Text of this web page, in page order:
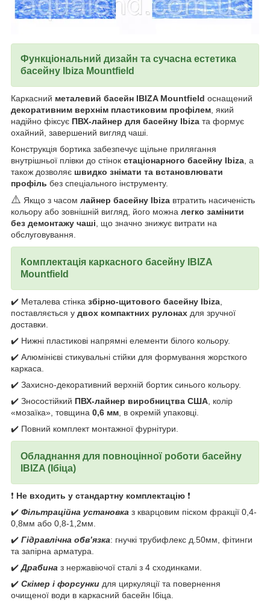
Функціональний дизайн та сучасна естетика
басейну
Ibiza Mountfield
Каркасний металевий басейн IBIZA Mountfield оснащений
декоративним верхнім пластиковим профілем , який
надійно фіксує ПВХ-лайнер для басейну Ibiza та формує
охайний, завершений вигляд чаші.
Конструкція бортика забезпечує щільне прилягання
внутрішньої плівки до стінок стаціонарного басейну Ibiza , а
також дозволяє швидко знімати та встановлювати
профіль без спеціального інструменту.
⚠️ Якщо з часом лайнер басейну Ibiza втратить насиченість
кольору або зовнішній вигляд, його можна легко замінити
без демонтажу чаші , що значно знижує витрати на
обслуговування.
Комплектація каркасного басейну
IBIZA
Mountfield
✔️ Металева стінка збірно-щитового басейну Ibiza
поставляється у двох компактних рулонах для зручної
доставки.
✔️ Нижні пластикові напрямні елементи білого кольору.
✔️ Алюмінієві стикувальні стійки для формування жорсткого
каркаса.
✔️ Захисно-декоративний верхній бортик синього кольору.
✔️ Зносостійкий ПВХ-лайнер виробництва США , колір
«мозаїка», товщина 0,6 мм , в окремій упаковці.
✔️ Повний комплект монтажної фурнітури.
Обладнання для повноцінної роботи басейну
IBIZA (Ібіца)
❗ Не входить у стандартну комплектацію ❗
✔️ Фільтраційна установка з кварцовим піском фракції 0,4-
0,8мм або 0,8-1,2мм.
✔️ Гідравлічна обв’язка: гнучкі трубифлекс д.50мм, фітинги
та запірна арматура.
✔️Драбина з нержавіючої сталі з 4 сходинками.
✔️ Скімер і форсунки для циркуляції та повернення
очищеної води в каркасний басейн Ібіца.